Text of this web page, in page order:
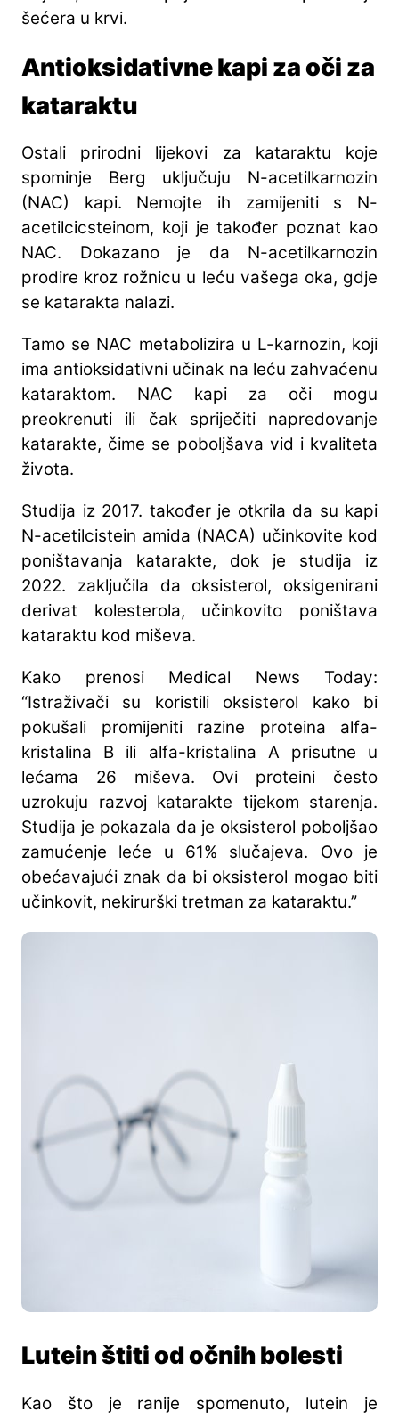
šećera u krvi.
Antioksidativne kapi za oči za
kataraktu
Ostali prirodni lijekovi za kataraktu koje
spominje Berg uključuju N-acetilkarnozin
(NAC) kapi. Nemojte ih zamijeniti s N-
acetilcicsteinom, koji je također poznat kao
NAC. Dokazano je da N-acetilkarnozin
prodire kroz rožnicu u leću vašega oka, gdje
se katarakta nalazi.
Tamo se NAC metabolizira u L-karnozin, koji
ima antioksidativni učinak na leću zahvaćenu
kataraktom. NAC kapi za oči mogu
preokrenuti ili čak spriječiti napredovanje
katarakte, čime se poboljšava vid i kvaliteta
života.
Studija iz 2017. također je otkrila da su kapi
N-acetilcistein amida (NACA) učinkovite kod
poništavanja katarakte, dok je studija iz
2022. zaključila da oksisterol, oksigenirani
derivat kolesterola, učinkovito poništava
kataraktu kod miševa.
Kako prenosi Medical News Today:
“Istraživači su koristili oksisterol kako bi
pokušali promijeniti razine proteina alfa-
kristalina B ili alfa-kristalina A prisutne u
lećama 26 miševa. Ovi proteini često
uzrokuju razvoj katarakte tijekom starenja.
Studija je pokazala da je oksisterol poboljšao
zamućenje leće u 61% slučajeva. Ovo je
obećavajući znak da bi oksisterol mogao biti
učinkovit, nekirurški tretman za kataraktu.”
Lutein štiti od očnih bolesti
Kao što je ranije spomenuto, lutein je